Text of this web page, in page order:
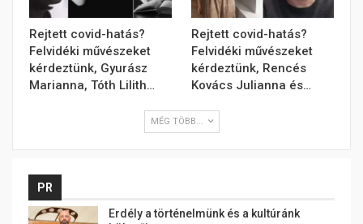
Rejtett covid-hatás?
Felvidéki művészeket
kérdeztünk, Gyurász
Marianna, Tóth Lilith…
Rejtett covid-hatás?
Felvidéki művészeket
kérdeztünk, Rencés
Kovács Julianna és…
MÉG TÖBB...
PR
Erdély a történelmünk és a kultúránk